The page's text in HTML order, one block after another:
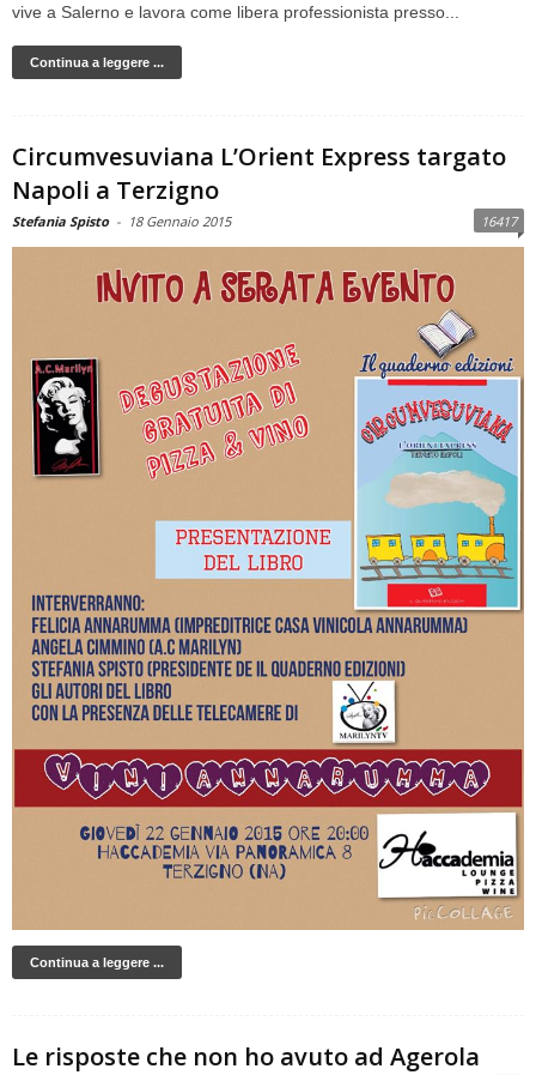
vive a Salerno e lavora come libera professionista presso...
Continua a leggere ...
Circumvesuviana L’Orient Express targato
Napoli a Terzigno
Stefania Spisto - 18 Gennaio 2015 16417
Continua a leggere ...
Le risposte che non ho avuto ad Agerola